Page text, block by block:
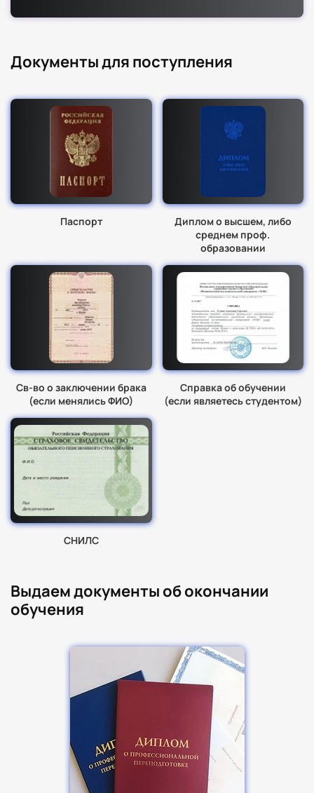
Документы для поступления
Паспорт
Диплом о высшем, либо
среднем проф.
образовании
Св-во о заключении брака
(если менялись ФИО)
Справка об обучении
(если являетесь студентом)
СНИЛС
Выдаем документы об окончании
обучения